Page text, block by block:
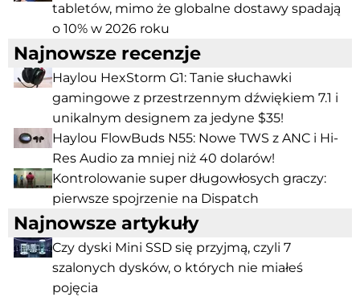
tabletów, mimo że globalne dostawy spadają
o 10% w 2026 roku
Najnowsze recenzje
Haylou HexStorm G1: Tanie słuchawki
gamingowe z przestrzennym dźwiękiem 7.1 i
unikalnym designem za jedyne $35!
Haylou FlowBuds N55: Nowe TWS z ANC i Hi-
Res Audio za mniej niż 40 dolarów!
Kontrolowanie super długowłosych graczy:
pierwsze spojrzenie na Dispatch
Najnowsze artykuły
Czy dyski Mini SSD się przyjmą, czyli 7
szalonych dysków, o których nie miałeś
pojęcia